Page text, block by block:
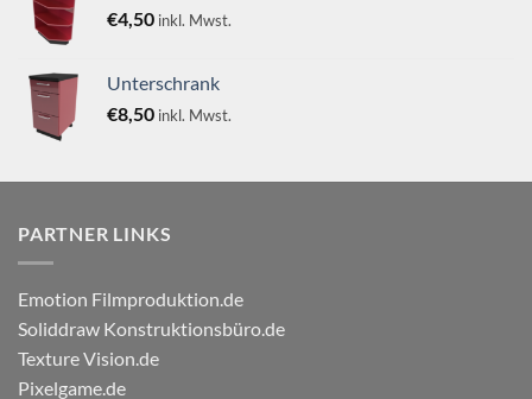
€4,50 inkl. Mwst.
Unterschrank
€8,50 inkl. Mwst.
PARTNER LINKS
Emotion Filmproduktion.de
Soliddraw Konstruktionsbüro.de
Texture Vision.de
Pixelgame.de